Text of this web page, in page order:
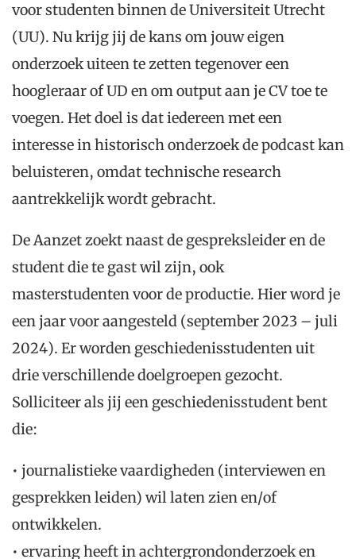
voorstudentenbinnendeUniversiteit Utrecht
(UU). Nu krijgjij de kans omjouweigen
onderzoek uiteen te zetten tegenover een
hoogleraarof UD en om output aanjeCV toe te
voegen. Het doel is dat iedereen met een
interesse in historisch onderzoek de podcast kan
beluisteren, omdattechnische research
aantrekkelijk wordt gebracht.
DeAanzetzoektnaast de gespreksleider en de
student die te gast wil zijn, ook
masterstudenten voor de productie. Hierword je
een jaar voor aangesteld (september 2023 – juli
2024). Erworden geschiedenisstudenten uit
drieverschillende doelgroepen gezocht.
Solliciteer als jij een geschiedenisstudentbent
die:
• journalistieke vaardigheden (interviewen en
gesprekken leiden) wil laten zien en/of
ontwikkelen.
• ervaringheeftin achtergrondonderzoek en